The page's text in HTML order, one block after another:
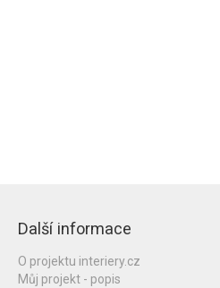
Další informace
O projektu interiery.cz
Můj projekt - popis